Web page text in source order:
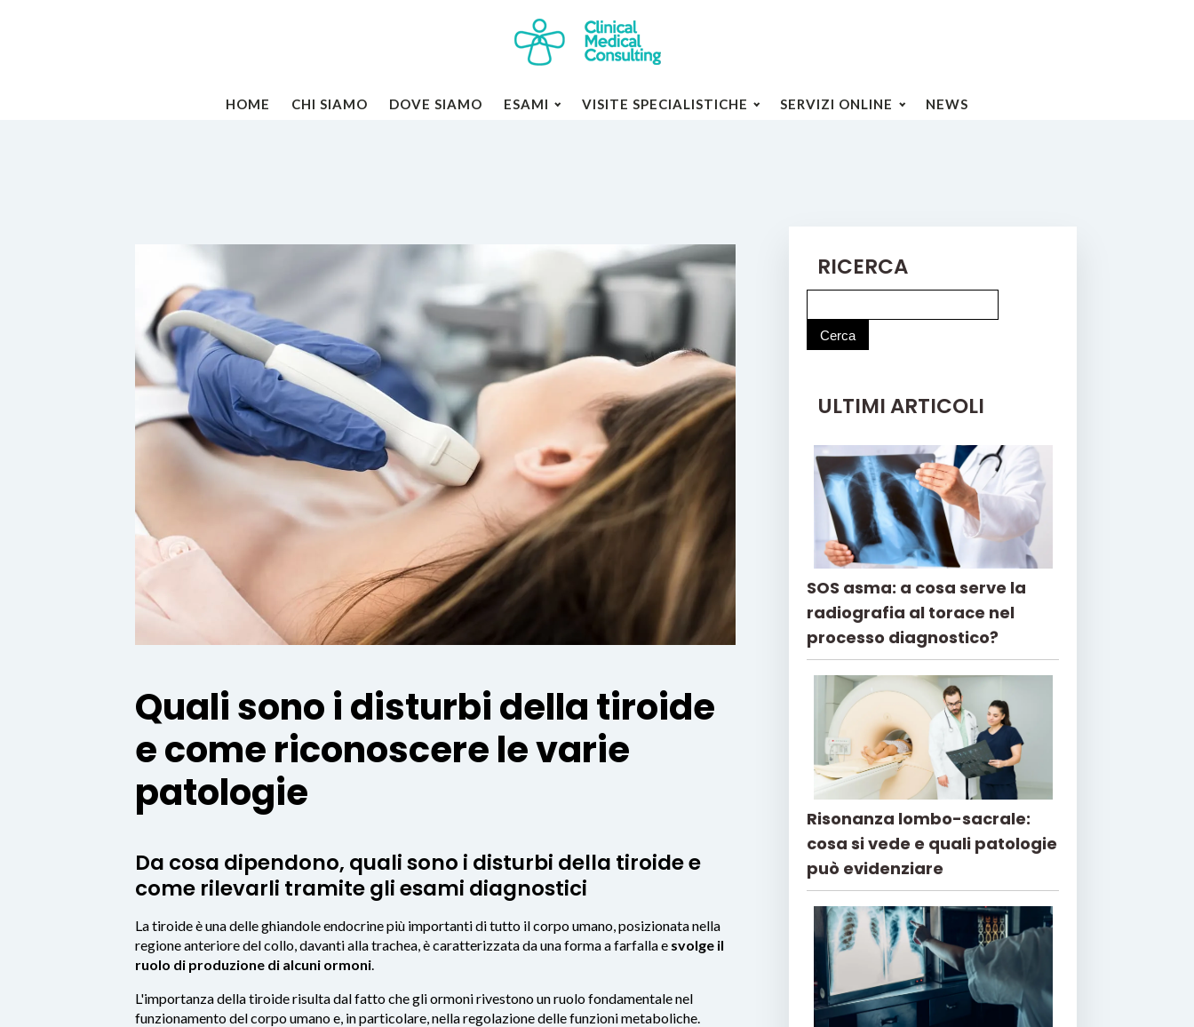
HOME CHI SIAMO DOVE SIAMO ESAMI VISITE SPECIALISTICHE SERVIZI ONLINE NEWS
Quali sono i disturbi della tiroide
e come riconoscere le varie
patologie
Da cosa dipendono, quali sono i disturbi della tiroide e
come rilevarli tramite gli esami diagnostici
La tiroide è una delle ghiandole endocrine più importanti di tutto il corpo umano, posizionata nella
regione anteriore del collo, davanti alla trachea, è caratterizzata da una forma a farfalla e svolge il
ruolo di produzione di alcuni ormoni
L'importanza della tiroide risulta dal fatto che gli ormoni rivestono un ruolo fondamentale nel
funzionamento del corpo umano e, in particolare, nella regolazione delle funzioni metaboliche.
RICERCA
ULTIMI ARTICOLI
SOS asma: a cosa serve la
radiografia al torace nel
processo diagnostico?
Risonanza lombo-sacrale:
cosa si vede e quali patologie
può evidenziare